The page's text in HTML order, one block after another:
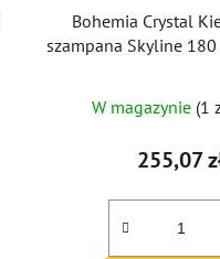
Bohemia Crystal
szampana Skyline
W magazynie (1
255,07